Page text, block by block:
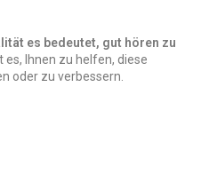
es bedeutet, gut hören zu
Ihnen zu helfen, diese
oder zu verbessern.